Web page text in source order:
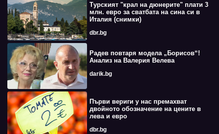
Турският "крал на дюнерите" плати 3
млн. евро за сватбата на сина си в
Италия (снимки)
dbr.bg
Радев повтаря модела „Борисов“!
Анализ на Валерия Велева
darik.bg
Първи вериги у нас премахват
двойното обозначение на цените в
лева и евро
dbr.bg